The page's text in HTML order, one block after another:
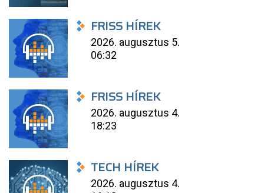
FRISS HÍREK
2026. augusztus 5.
06:32
FRISS HÍREK
2026. augusztus 4.
18:23
TECH HÍREK
2026. augusztus 4.